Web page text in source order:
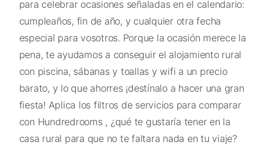
para celebrar ocasiones señaladas en el calendario:
cumpleaños, fin de año, y cualquier otra fecha
especial para vosotros. Porque la ocasión merece la
pena, te ayudamos a conseguir el alojamiento rural
con piscina, sábanas y toallas y wifi a un precio
barato, y lo que ahorres ¡destínalo a hacer una gran
fiesta! Aplica los filtros de servicios para comparar
con Hundredrooms , ¿qué te gustaría tener en la
casa rural para que no te faltara nada en tu viaje?